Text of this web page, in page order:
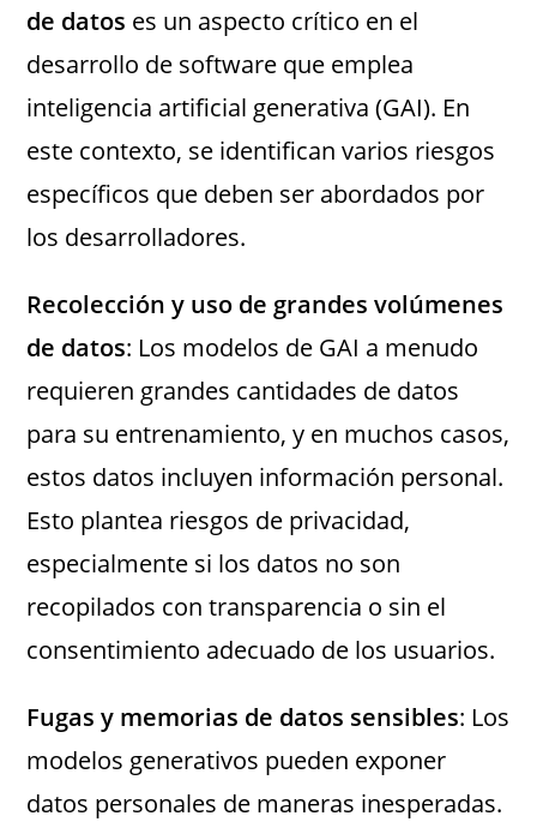
de datos es un aspecto crítico en el
desarrollo de software que emplea
inteligencia artificial generativa (GAI). En
este contexto, se identifican varios riesgos
específicos que deben ser abordados por
los desarrolladores.
Recolección y uso de grandes volúmenes
de datos: Los modelos de GAI a menudo
requieren grandes cantidades de datos
para su entrenamiento, y en muchos casos,
estos datos incluyen información personal.
Esto plantea riesgos de privacidad,
especialmente si los datos no son
recopilados con transparencia o sin el
consentimiento adecuado de los usuarios.
Fugas y memorias de datos sensibles: Los
modelos generativos pueden exponer
datos personales de maneras inesperadas.